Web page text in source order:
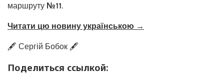
маршруту №11.
Читати цю новину українською →
🖋️ Сергій Бобок 🖋️
Поделиться ссылкой: